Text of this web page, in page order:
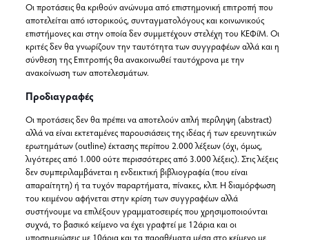
Οι προτάσεις θα κριθούν ανώνυμα από επιστημονική επιτροπή που
αποτελείται από ιστορικούς, συνταγματολόγους και κοινωνικούς
επιστήμονες και στην οποία δεν συμμετέχουν στελέχη του ΚΕΦίΜ. Οι
κριτές δεν θα γνωρίζουν την ταυτότητα των συγγραφέων αλλά και η
σύνθεση της Επιτροπής θα ανακοινωθεί ταυτόχρονα με την
ανακοίνωση των αποτελεσμάτων.
Προδιαγραφές
Οι προτάσεις δεν θα πρέπει να αποτελούν απλή περίληψη (abstract)
αλλά να είναι εκτεταμένες παρουσιάσεις της ιδέας ή των ερευνητικών
ερωτημάτων (outline) έκτασης περίπου 2.000 λέξεων (όχι, όμως,
λιγότερες από 1.000 ούτε περισσότερες από 3.000 λέξεις). Στις λέξεις
δεν συμπεριλαμβάνεται η ενδεικτική βιβλιογραφία (που είναι
απαραίτητη) ή τα τυχόν παραρτήματα, πίνακες, κλπ. Η διαμόρφωση
του κειμένου αφήνεται στην κρίση των συγγραφέων αλλά
συστήνουμε να επιλέξουν γραμματοσειρές που χρησιμοποιούνται
συχνά, το βασικό κείμενο να έχει γραφτεί με 12άρια και οι
υποσημειώσεις με 10άρια και τα παραθέματα μέσα στο κείμενο με